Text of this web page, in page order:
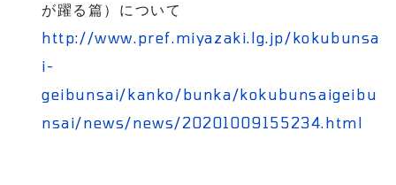
が躍る篇）について
http://www.pref.miyazaki.lg.jp/kokubunsa
i-
geibunsai/kanko/bunka/kokubunsaigeibu
nsai/news/news/20201009155234.html